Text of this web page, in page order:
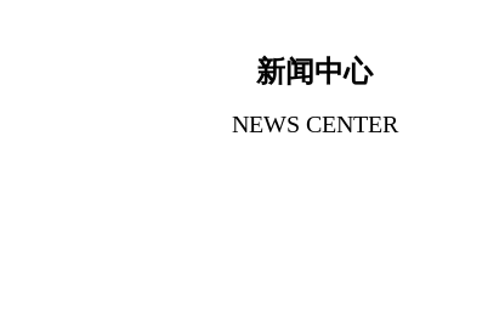
新闻中心
NEWS CENTER